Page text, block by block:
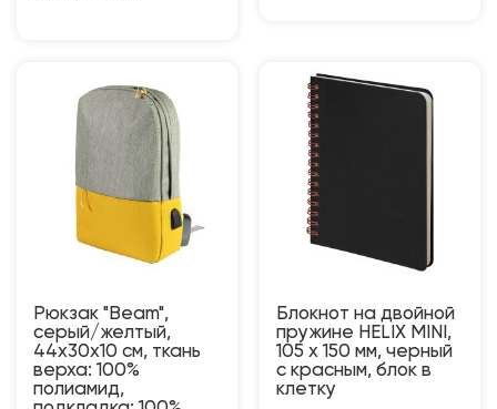
Рюкзак "Beam",
серый/желтый,
44х30х10 см, ткань
верха: 100%
полиамид,
Блокнот на двойной
пружине HELIX MINI,
105 х 150 мм, черный
с красным, блок в
клетку